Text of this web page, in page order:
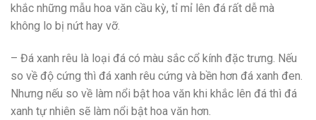
khắc những mẫu hoa văn cầu kỳ, tỉ mỉ lên đá rất dễ mà
không lo bị nứt hay vỡ.
– Đá xanh rêu là loại đá có màu sắc cổ kính đặc trưng. Nếu
so về độ cứng thì đá xanh rêu cứng và bền hơn đá xanh đen.
Nhưng nếu so về làm nổi bật hoa văn khi khắc lên đá thì đá
xanh tự nhiên sẽ làm nổi bật hoa văn hơn.